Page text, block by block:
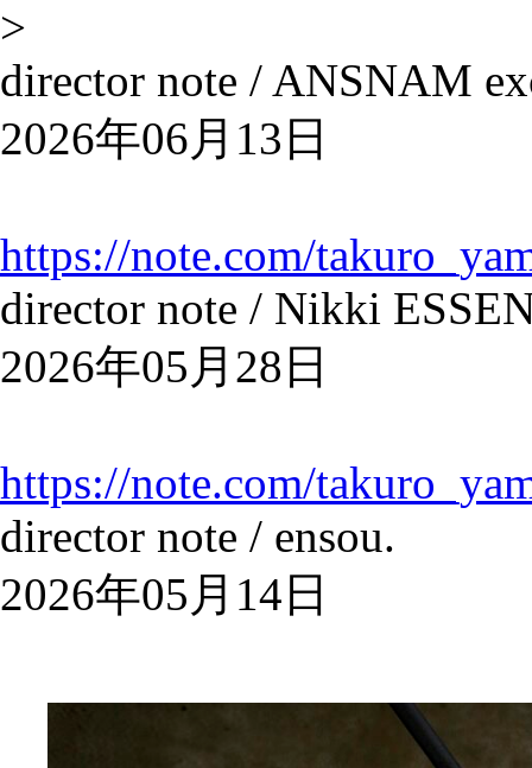
>
director note / ANSNAM
2026年06月13日
https://note.com/
director note / Nikki
2026年05月28日
https://note.com/
director note / ensou.
2026年05月14日